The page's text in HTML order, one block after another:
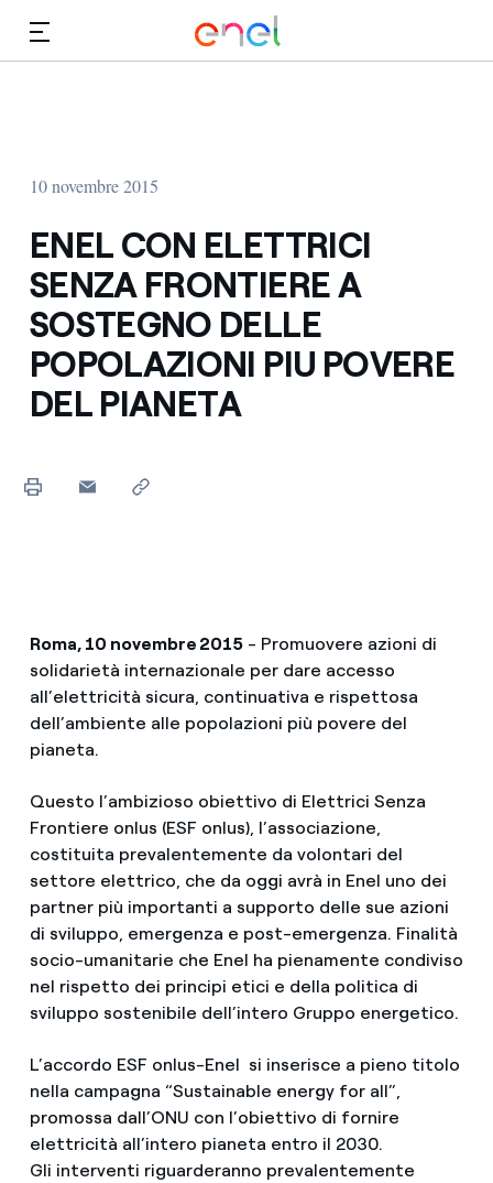
10 novembre 2015
ENEL CON ELETTRICI
SENZA FRONTIERE A
SOSTEGNO DELLE
POPOLAZIONI PIU POVERE
DEL PIANETA
Roma, 10 novembre 2015 - Promuovere azioni di
solidarietà internazionale per dare accesso
all’elettricità sicura, continuativa e rispettosa
dell’ambiente alle popolazioni più povere del
pianeta.
Questo l’ambizioso obiettivo di Elettrici Senza
Frontiere onlus (ESF onlus), l’associazione,
costituita prevalentemente da volontari del
settore elettrico, che da oggi avrà in Enel uno dei
partner più importanti a supporto delle sue azioni
di sviluppo, emergenza e post-emergenza. Finalità
socio-umanitarie che Enel ha pienamente condiviso
nel rispetto dei principi etici e della politica di
sviluppo sostenibile dell’intero Gruppo energetico.
L’accordo ESF onlus-Enel si inserisce a pieno titolo
nella campagna “Sustainable energy for all”,
promossa dall’ONU con l’obiettivo di fornire
elettricità all’intero pianeta entro il 2030.
Gli interventi riguarderanno prevalentemente